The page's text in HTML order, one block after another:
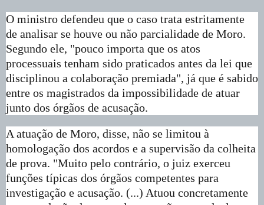
O ministro defendeu que o caso trata estritamente
de analisar se houve ou não parcialidade de Moro.
Segundo ele, "pouco importa que os atos
processuais tenham sido praticados antes da lei que
disciplinou a colaboração premiada", já que é sabido
entre os magistrados da impossibilidade de atuar
junto dos órgãos de acusação.
A atuação de Moro, disse, não se limitou à
homologação dos acordos e a supervisão da colheita
de prova. "Muito pelo contrário, o juiz exerceu
funções típicas dos órgãos competentes para
investigação e acusação. (...) Atuou concretamente